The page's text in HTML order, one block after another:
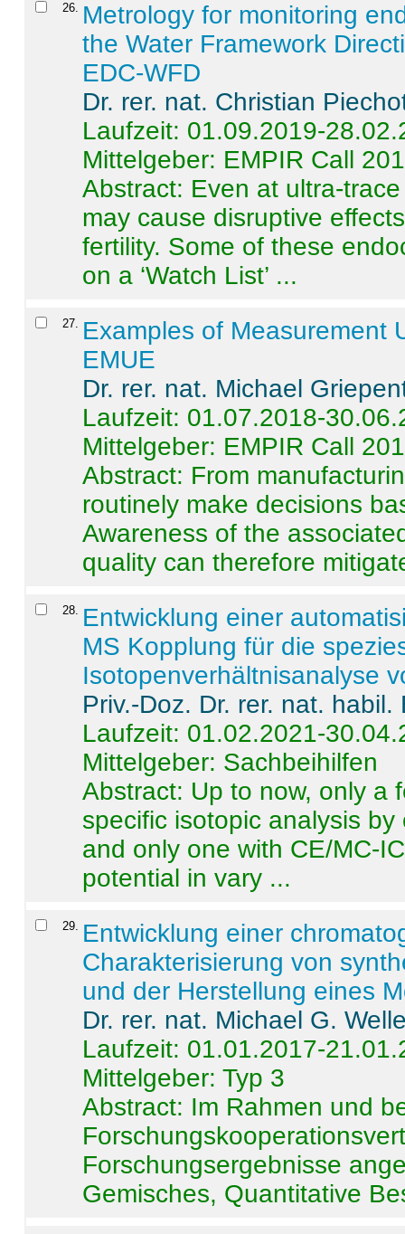
26. Metrology for monitoring
the Water Framework
EDC-WFD
Dr. rer. nat. Christian
Laufzeit: 01.09.2019-
Mittelgeber: EMPIR Call
Abstract: Even at ultra-
may cause disruptive
fertility. Some of these
on a ‘Watch List’ ...
27. Examples of Measurement
EMUE
Dr. rer. nat. Michael
Laufzeit: 01.07.2018-
Mittelgeber: EMPIR Call
Abstract: From
routinely make decisions
Awareness of the
quality can therefore
28. Entwicklung einer
MS Kopplung für die
Isotopenverhältnisanalyse
Priv.-Doz. Dr. rer. nat.
Laufzeit: 01.02.2021-
Mittelgeber: Sachbeihilfen
Abstract: Up to now, only a
specific isotopic analysis
and only one with CE/MC-
potential in vary ...
29. Entwicklung einer
Charakterisierung von
und der Herstellung eines
Dr. rer. nat. Michael G.
Laufzeit: 01.01.2017-
Mittelgeber: Typ 3
Abstract: Im Rahmen und
Forschungsergebnisse
Gemisches, Quantitative